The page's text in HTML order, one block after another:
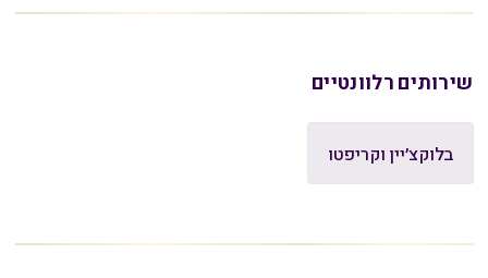
שירותים רלוונטיים
בלוקצ׳יין וקריפטו